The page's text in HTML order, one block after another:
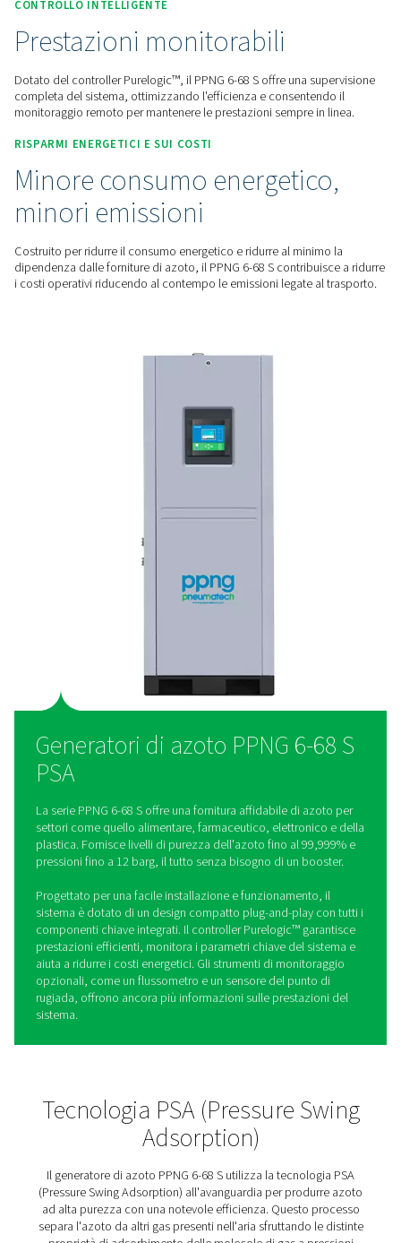
EROGAZIONE AFFIDABILE DI AZOTO
Purezza costante, su
Il PPNG 6-68 S genera azoto in loco con livelli di purezza
99,999%, regolandosi automaticamente in base alla
sensori in zirconio monitorano la purezza in tempo reale,
un'erogazione costante e affidabile.
CONTROLLO INTELLIGENTE
Prestazioni monitorabili
completa del sistema, ottimizzando l'efficienza e
RISPARMI ENERGETICI E SUI COSTI
Minore consumo
minori emissioni
Costruito per ridurre il consumo energetico e ridurre al
dipendenza dalle forniture di azoto, il PPNG 6-68 S
i costi operativi riducendo al contempo le emissioni legate
Generatori di azoto PPNG 6-
PSA